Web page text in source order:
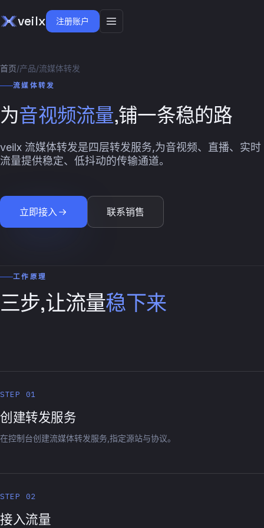
veilx 注册账户
首页/产品/流媒体转发
流媒体转发
为音视频流量,铺一条稳的路
veilx 流媒体转发是四层转发服务,为音视频、直播、实时
流量提供稳定、低抖动的传输通道。
立即接入 联系销售
工作原理
三步,让流量稳下来
STEP 01
创建转发服务
在控制台创建流媒体转发服务,指定源站与协议。
STEP 02
接入流量